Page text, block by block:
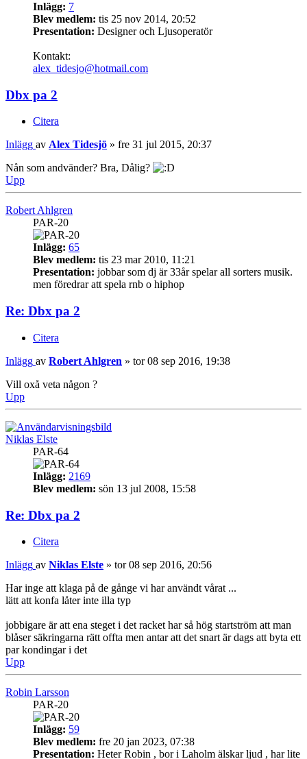
Inlägg: 7
Blev medlem: tis 25 nov 2014, 20:52
Presentation: Designer och Ljusoperatör
Kontakt:
alex_tidesjo@hotmail.com
Dbx pa 2
Citera
Inlägg av Alex Tidesjö » fre 31 jul 2015, 20:37
Nån som andvänder? Bra, Dålig?
Upp
Robert Ahlgren
PAR-20
Inlägg: 65
Blev medlem: tis 23 mar 2010, 11:21
Presentation: jobbar som dj är 33år spelar all sorters musik.
men föredrar att spela rnb o hiphop
Re: Dbx pa 2
Citera
Inlägg av Robert Ahlgren » tor 08 sep 2016, 19:38
Vill oxå veta någon ?
Upp
Niklas Elste
PAR-64
Inlägg: 2169
Blev medlem: sön 13 jul 2008, 15:58
Re: Dbx pa 2
Citera
Inlägg av Niklas Elste » tor 08 sep 2016, 20:56
Har inge att klaga på de gånge vi har användt vårat ...
lätt att konfa låter inte illa typ
jobbigare är att ena steget i det racket har så hög startström att man
blåser säkringarna rätt offta men antar att det snart är dags att byta ett
par kondingar i det
Upp
Robin Larsson
PAR-20
Inlägg: 59
Blev medlem: fre 20 jan 2023, 07:38
Presentation: Heter Robin , bor i Laholm älskar ljud , har lite